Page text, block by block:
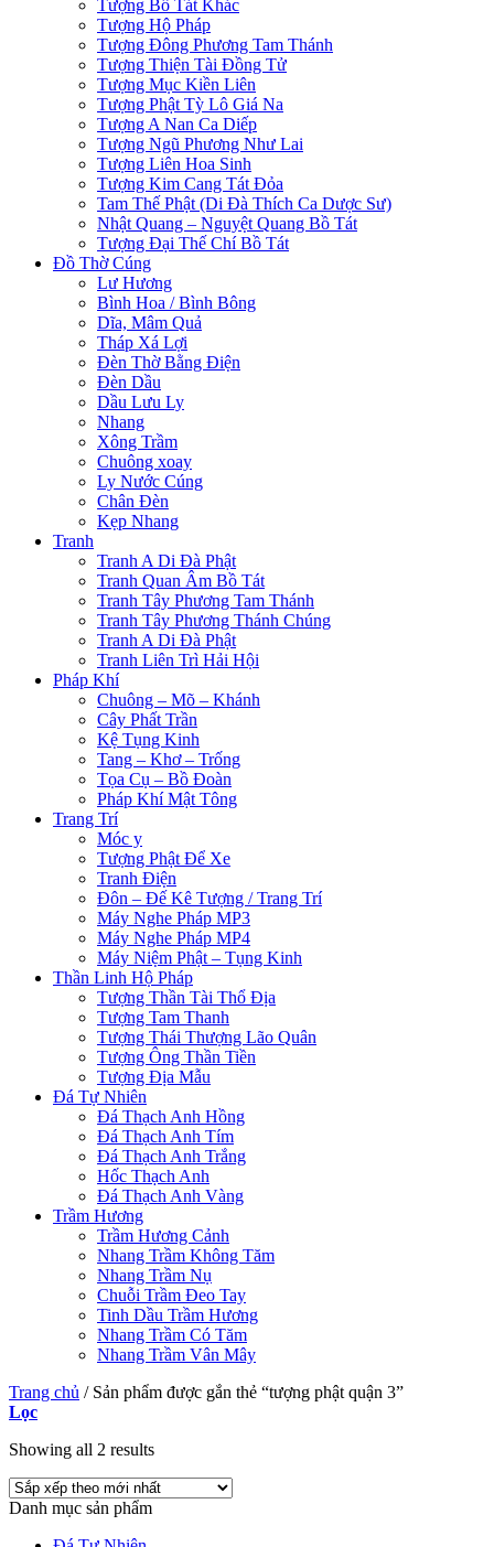
Tượng Bồ Tát Khác
Tượng Hộ Pháp
Tượng Đông Phương Tam Thánh
Tượng Thiện Tài Đồng Tử
Tượng Mục Kiền Liên
Tượng Phật Tỳ Lô Giá Na
Tượng A Nan Ca Diếp
Tượng Ngũ Phương Như Lai
Tượng Liên Hoa Sinh
Tượng Kim Cang Tát Đỏa
Tam Thế Phật (Di Đà Thích Ca Dược Sư)
Nhật Quang – Nguyệt Quang Bồ Tát
Tượng Đại Thế Chí Bồ Tát
Đồ Thờ Cúng
Lư Hương
Bình Hoa / Bình Bông
Dĩa, Mâm Quả
Tháp Xá Lợi
Đèn Thờ Bằng Điện
Đèn Dầu
Dầu Lưu Ly
Nhang
Xông Trầm
Chuông xoay
Ly Nước Cúng
Chân Đèn
Kẹp Nhang
Tranh
Tranh A Di Đà Phật
Tranh Quan Âm Bồ Tát
Tranh Tây Phương Tam Thánh
Tranh Tây Phương Thánh Chúng
Tranh A Di Đà Phật
Tranh Liên Trì Hải Hội
Pháp Khí
Chuông – Mõ – Khánh
Cây Phất Trần
Kệ Tụng Kinh
Tang – Khơ – Trống
Tọa Cụ – Bồ Đoàn
Pháp Khí Mật Tông
Trang Trí
Móc y
Tượng Phật Để Xe
Tranh Điện
Đôn – Đế Kê Tượng / Trang Trí
Máy Nghe Pháp MP3
Máy Nghe Pháp MP4
Máy Niệm Phật – Tụng Kinh
Thần Linh Hộ Pháp
Tượng Thần Tài Thổ Địa
Tượng Tam Thanh
Tượng Thái Thượng Lão Quân
Tượng Ông Thần Tiền
Tượng Địa Mẫu
Đá Tự Nhiên
Đá Thạch Anh Hồng
Đá Thạch Anh Tím
Đá Thạch Anh Trắng
Hốc Thạch Anh
Đá Thạch Anh Vàng
Trầm Hương
Trầm Hương Cảnh
Nhang Trầm Không Tăm
Nhang Trầm Nụ
Chuỗi Trầm Đeo Tay
Tinh Dầu Trầm Hương
Nhang Trầm Có Tăm
Nhang Trầm Vân Mây
Trang chủ /Sản phẩm được gắn thẻ “tượng phật quận 3”
Lọc
Showing all 2 results
Danh mục sản phẩm